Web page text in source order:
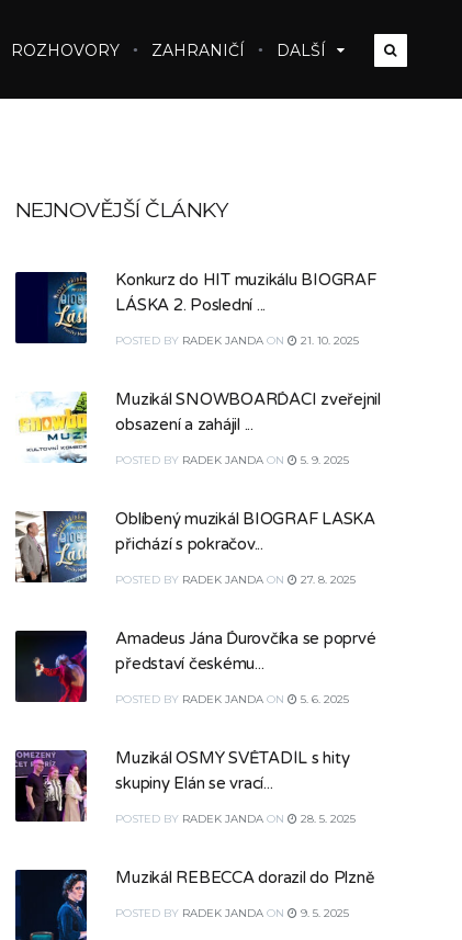
ROZHOVORY ZAHRANIČÍ DALŠÍ
NEJNOVĚJŠÍ ČLÁNKY
Konkurz do HIT muzikálu BIOGRAF
LÁSKA 2. Poslední ...
POSTED BY RADEK JANDA ON 21. 10. 2025
Muzikál SNOWBOARĎÁCI zveřejnil
obsazení a zahájil ...
POSTED BY RADEK JANDA ON 5. 9. 2025
Oblíbený muzikál BIOGRAF LÁSKA
přichází s pokračov...
POSTED BY RADEK JANDA ON 27. 8. 2025
Amadeus Jána Ďurovčíka se poprvé
představí českému...
POSTED BY RADEK JANDA ON 5. 6. 2025
Muzikál OSMÝ SVĚTADÍL s hity
skupiny Elán se vrací...
POSTED BY RADEK JANDA ON 28. 5. 2025
Muzikál REBECCA dorazil do Plzně
POSTED BY RADEK JANDA ON 9. 5. 2025